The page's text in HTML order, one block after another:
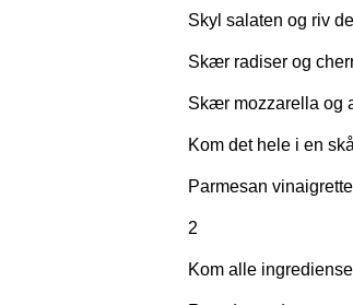
Skyl salaten og riv
Skær radiser og
Skær mozzarella og
Kom det hele i en
Parmesan vinaigrette
2
Kom alle